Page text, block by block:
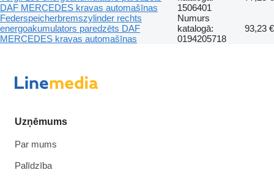
DAF MERCEDES kravas automašīnas
1506401
Federspeicherbremszylinder rechts
energoakumulators paredzēts DAF
MERCEDES kravas automašīnas
Numurs
katalogā:
0194205718
93,23 €
Uzņēmums
Par mums
Palīdzība